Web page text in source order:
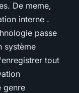
De meme,
interne .
passe
système
tout
genre